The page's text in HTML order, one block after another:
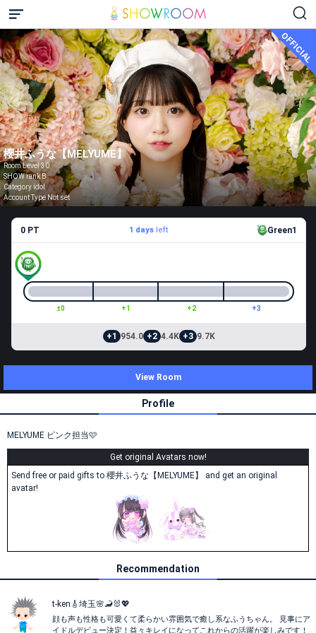
OFFICIAL
櫻井ふうな【MELYUME】
Room Level 30
SHOW rank B
Category idol
Account Type Not set
0 PT 1 daysleft Green1
±0 +1 +2 +3
+1 954.0 +2 4.4K +3 9.7K
View Room
Profile
MELYUME ピンク担当🩷
Get original Avatars now!
Send free or paid gifts to 櫻井ふうな【MELYUME】 and get an original
avatar!
Recommendation
t-ken🎸埼玉🌸🦂🐰💖
顔も声も性格も可愛くて柔らかい雰囲気で癒し系なふうちゃん。 見事にア
イドルデビュー決定！益々キレイになってこれからの活躍が楽しみです！